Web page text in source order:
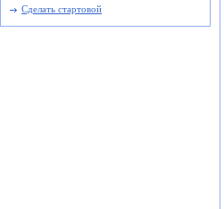
Сделать стартовой